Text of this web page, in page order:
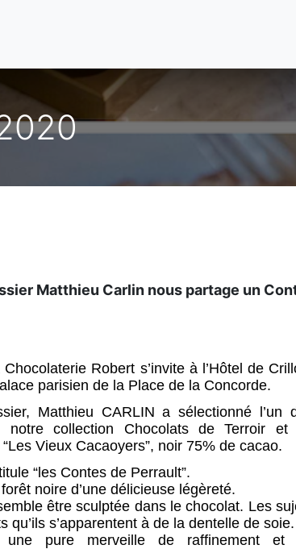
Matthieu Carlin nous partage un
Robert s’invite à l’Hôtel de
parisien de la Place de la Concorde.
Matthieu CARLIN a sélectionné l’un
notre collection Chocolats de Terroir et
Vieux Cacaoyers”, noir 75% de cacao.
“les Contes de Perrault”.
forêt noire d’une délicieuse légèreté.
être sculptée dans le chocolat. Les
qu’ils s’apparentent à de la dentelle de soie.
une pure merveille de raffinement et